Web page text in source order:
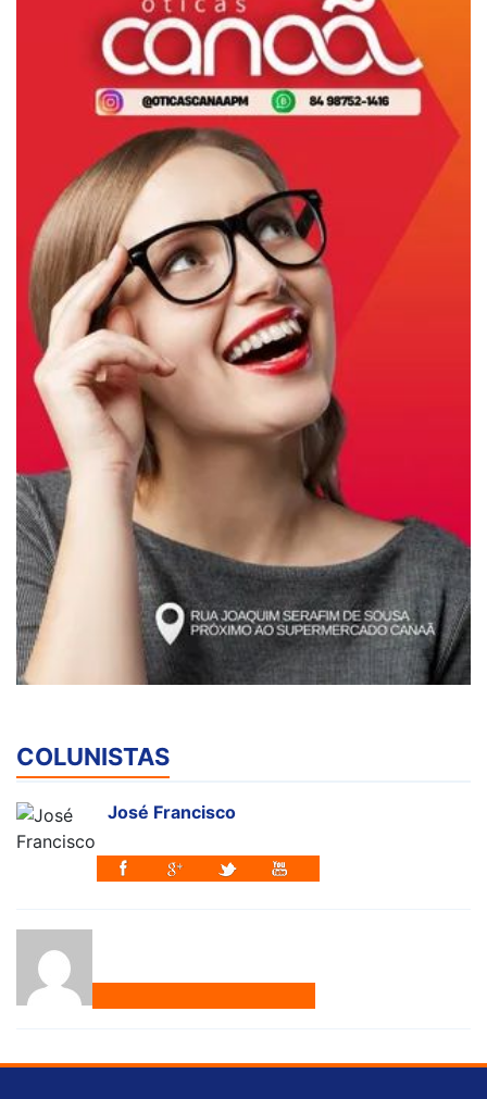
COLUNISTAS
José Francisco